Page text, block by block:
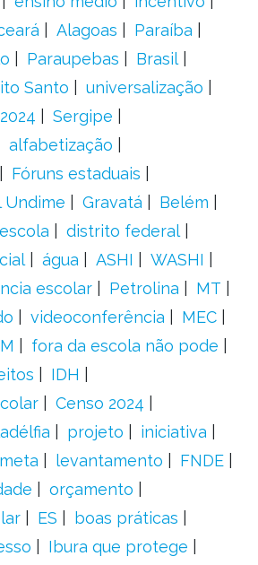
Alagoas
Paraíba
Paraupebas
Brasil
Santo
universalização
2024
Sergipe
alfabetização
Fóruns estaduais
Undime
Gravatá
Belém
escola
distrito federal
água ASHI
WASHI
escolar Petrolina
MT
videoconferência
MEC
fora da escola não pode
IDH
Censo 2024
projeto
iniciativa
meta levantamento
FNDE
orçamento
ES
boas práticas
Ibura que protege